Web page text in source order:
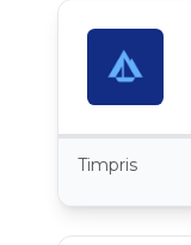
Timpris